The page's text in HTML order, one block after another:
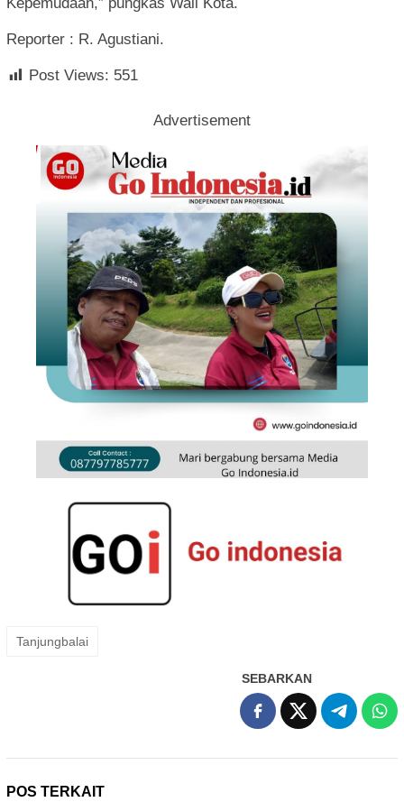
Reporter : R. Agustiani.
Post Views: 551
Advertisement
Tanjungbalai
SEBARKAN
POS TERKAIT